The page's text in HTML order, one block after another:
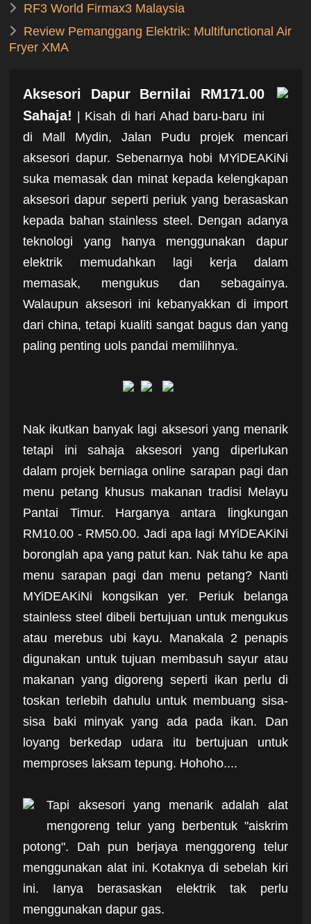
RF3 World Firmax3 Malaysia
Review Pemanggang Elektrik: Multifunctional Air
Fryer XMA
Aksesori Dapur Bernilai RM171.00
Sahaja! | Kisah di hari Ahad baru-baru ini
di Mall Mydin, Jalan Pudu projek mencari
aksesori dapur. Sebenarnya hobi MYiDEAKiNi
suka memasak dan minat kepada kelengkapan
aksesori dapur seperti periuk yang berasaskan
kepada bahan stainless steel. Dengan adanya
teknologi yang hanya menggunakan dapur
elektrik memudahkan lagi kerja dalam
memasak, mengukus dan sebagainya.
Walaupun aksesori ini kebanyakkan di import
dari china, tetapi kualiti sangat bagus dan yang
paling penting uols pandai memilihnya.
Nak ikutkan banyak lagi aksesori yang menarik
tetapi ini sahaja aksesori yang diperlukan
dalam projek berniaga online sarapan pagi dan
menu petang khusus makanan tradisi Melayu
Pantai Timur. Harganya antara lingkungan
RM10.00 - RM50.00. Jadi apa lagi MYiDEAKiNi
boronglah apa yang patut kan. Nak tahu ke apa
menu sarapan pagi dan menu petang? Nanti
MYiDEAKiNi kongsikan yer. Periuk belanga
stainless steel dibeli bertujuan untuk mengukus
atau merebus ubi kayu. Manakala 2 penapis
digunakan untuk tujuan membasuh sayur atau
makanan yang digoreng seperti ikan perlu di
toskan terlebih dahulu untuk membuang sisa-
sisa baki minyak yang ada pada ikan. Dan
loyang berkedap udara itu bertujuan untuk
memproses laksam tepung. Hohoho....
Tapi aksesori yang menarik adalah alat
mengoreng telur yang berbentuk "aiskrim
potong". Dah pun berjaya menggoreng telur
menggunakan alat ini. Kotaknya di sebelah kiri
ini. Ianya berasaskan elektrik tak perlu
menggunakan dapur gas.